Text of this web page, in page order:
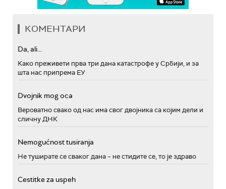
КОМЕНТАРИ
Da, ali...
Како преживети прва три дана катастрофе у Србији, и за
шта нас припрема ЕУ
Dvojnik mog oca
Вероватно свако од нас има свог двојника са којим дели и
сличну ДНК
Nemogućnost tusiranja
Не туширате се сваког дана – не стидите се, то је здраво
Cestitke za uspeh